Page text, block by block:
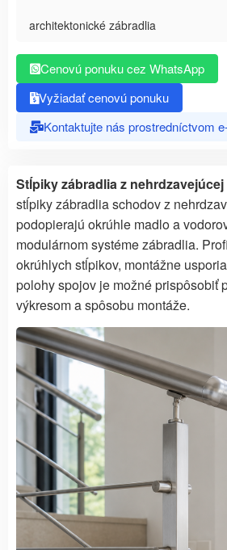
architektonické zábradlia
Cenovú ponuku cez WhatsApp
Vyžiadať cenovú ponuku
Kontaktujte nás prostredníctvom
Stĺpiky zábradlia z nehrdzavejúcej
stĺpiky zábradlia schodov z
podopierajú okrúhle madlo a
modulárnom systéme zábradlia.
okrúhlych stĺpikov, montážne
polohy spojov je možné prispôsobiť
výkresom a spôsobu montáže.